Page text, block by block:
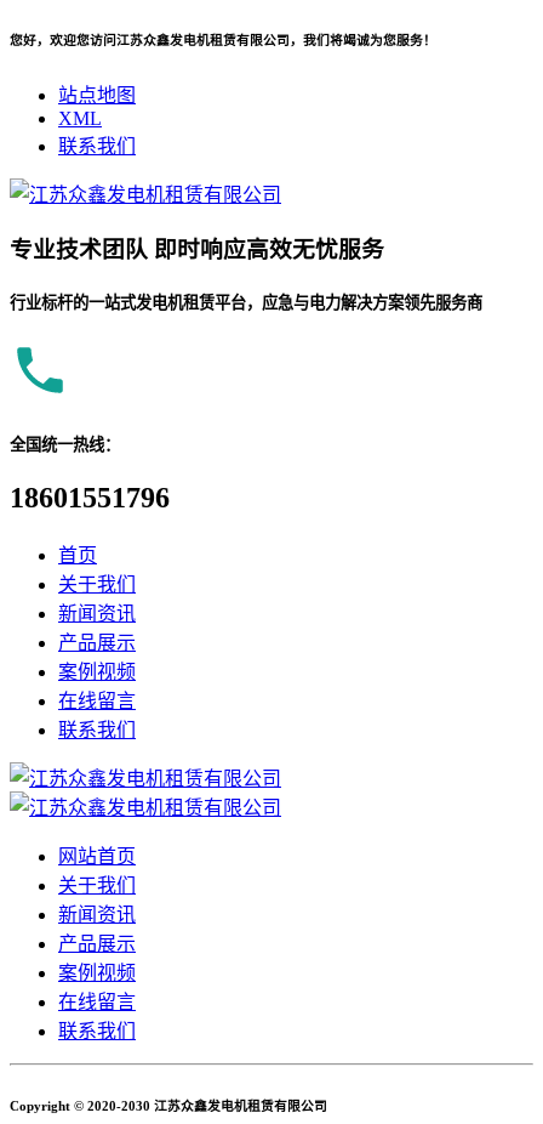
您好，欢迎您访问江苏众鑫发电机租赁有限公司，我们将竭诚为您服务！
站点地图
XML
联系我们
专业技术团队 即时响应高效无忧服务
行业标杆的一站式发电机租赁平台，应急与电力解决方案领先服务商
全国统一热线：
18601551796
首页
关于我们
新闻资讯
产品展示
案例视频
在线留言
联系我们
网站首页
关于我们
新闻资讯
产品展示
案例视频
在线留言
联系我们
Copyright © 2020-2030 江苏众鑫发电机租赁有限公司